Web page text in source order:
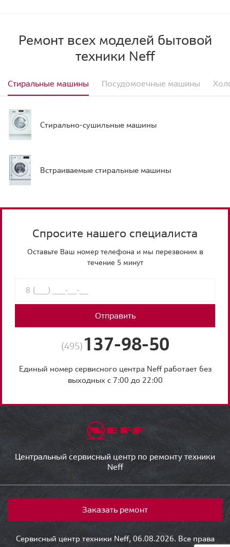
Ремонт всех моделей бытовой
техники Neff
Стиральные машины Посудомоечные машины
Стирально-сушильные машины
Встраиваемые стиральные машины
Спросите нашего специалиста
Оставьте Ваш номер телефона и мы перезвоним в
течение 5 минут
Отправить
(495) 137-98-50
Единый номер сервисного центра Neff работает без
выходных с 7:00 до 22:00
Центральный сервисный центр по ремонту техники
Neff
Заказать ремонт
Сервисный центр техники Neff, 06.08.2026. Все права